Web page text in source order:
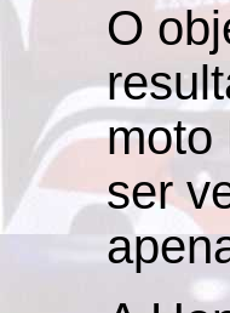
O
moto
ser